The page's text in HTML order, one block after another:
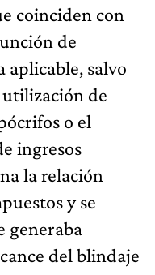
coinciden con
de
salvo
utilización de
o el
ingresos
la relación
y se
generaba
del blindaje